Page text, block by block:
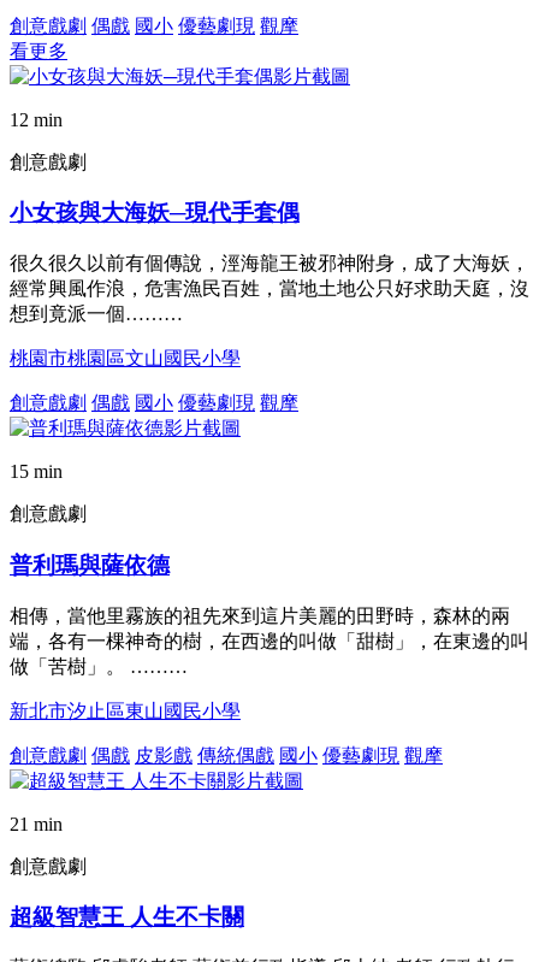
創意戲劇 偶戲 國小 優藝劇現 觀摩
看更多
12 min
創意戲劇
小女孩與大海妖─現代手套偶
很久很久以前有個傳說，涇海龍王被邪神附身，成了大海妖，
經常興風作浪，危害漁民百姓，當地土地公只好求助天庭，沒
想到竟派一個………
桃園市桃園區文山國民小學
創意戲劇 偶戲 國小 優藝劇現 觀摩
15 min
創意戲劇
普利瑪與薩依德
相傳，當他里霧族的祖先來到這片美麗的田野時，森林的兩
端，各有一棵神奇的樹，在西邊的叫做「甜樹」，在東邊的叫
做「苦樹」。 ………
新北市汐止區東山國民小學
創意戲劇 偶戲 皮影戲 傳統偶戲 國小 優藝劇現 觀摩
21 min
創意戲劇
超級智慧王 人生不卡關